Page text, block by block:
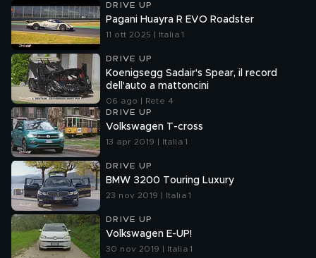
DRIVE UP
Pagani Huayra R EVO Roadster
11 ott 2025 | Italia 1
DRIVE UP
Koenigsegg Sadair's Spear, il record
dell'auto a mattoncini
06 ago | Rete 4
DRIVE UP
Volkswagen T-cross
13 apr 2019 | Italia 1
DRIVE UP
BMW 3200 Touring Luxury
23 nov 2019 | Italia 1
DRIVE UP
Volkswagen E-UP!
30 nov 2019 | Italia 1